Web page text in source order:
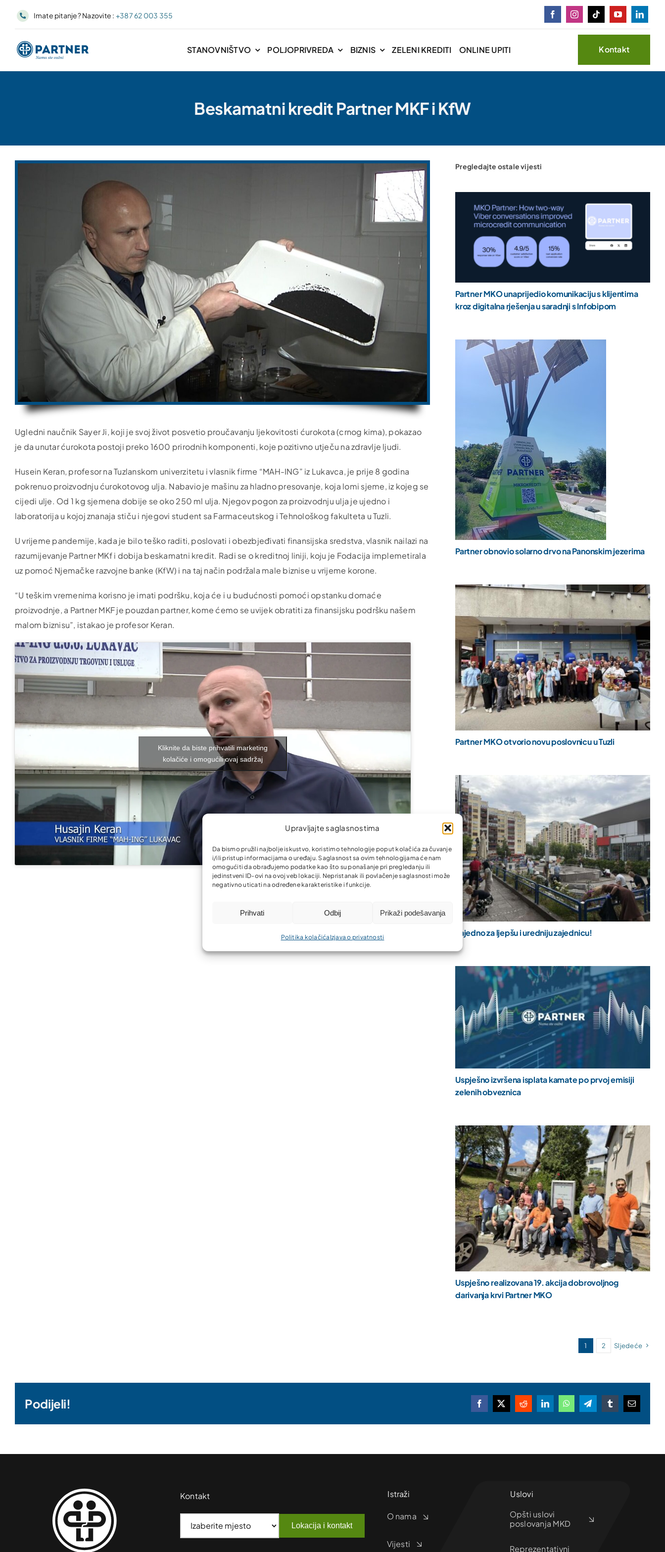
Upravljajte saglasnostima
Da bismo pružili najbolje iskustvo, koristimo tehnologije poput kolačića za čuvanje
i/ili pristup informacijama o uređaju. Saglasnost sa ovim tehnologijama će nam
omogućiti da obrađujemo podatke kao što su ponašanje pri pregledanju ili
jedinstveni ID-ovi na ovoj veb lokaciji. Nepristanak ili povlačenje saglasnosti može
negativno uticati na određene karakteristike i funkcije.
Prihvati Odbij Prikaži podešavanja
Politika kolačića Izjava o privatnosti
Imate pitanje? Nazovite : +387 62 003 355
STANOVNIŠTVO POLJOPRIVREDA BIZNIS ZELENI KREDITI ONLINE UPITI Kontakt
Beskamatni kredit Partner MKF i KfW
Ugledni naučnik Sayer Ji, koji je svoj život posvetio proučavanju ljekovitosti ćurokota (crnog kima), pokazao
je da unutar ćurokota postoji preko 1600 prirodnih komponenti, koje pozitivno utječu na zdravlje ljudi.
Husein Keran, profesor na Tuzlanskom univerzitetu i vlasnik firme “MAH-ING” iz Lukavca, je prije 8 godina
pokrenuo proizvodnju ćurokotovog ulja. Nabavio je mašinu za hladno presovanje, koja lomi sjeme, iz kojeg se
cijedi ulje. Od 1 kg sjemena dobije se oko 250 ml ulja. Njegov pogon za proizvodnju ulja je ujedno i
laboratorija u kojoj znanaja stiču i njegovi student sa Farmaceutskog i Tehnološkog fakulteta u Tuzli.
U vrijeme pandemije, kada je bilo teško raditi, poslovati i obezbjeđivati finansijska sredstva, vlasnik nailazi na
razumijevanje Partner MKf i dobija beskamatni kredit. Radi se o kreditnoj liniji, koju je Fodacija implemetirala
uz pomoć Njemačke razvojne banke (KfW) i na taj način podržala male biznise u vrijeme korone.
“U teškim vremenima korisno je imati podršku, koja će i u budućnosti pomoći opstanku domaće
proizvodnje, a Partner MKF je pouzdan partner, kome ćemo se uvijek obratiti za finansijsku podršku našem
malom biznisu”, istakao je profesor Keran.
Kliknite da biste prihvatili marketing
kolačiće i omogućili ovaj sadržaj
Pregledajte ostale vijesti
Partner MKO unaprijedio komunikaciju s klijentima
kroz digitalna rješenja u saradnji s Infobipom
Partner obnovio solarno drvo na Panonskim jezerima
Partner MKO otvorio novu poslovnicu u Tuzli
Zajedno za ljepšu i uredniju zajednicu!
Uspješno izvršena isplata kamate po prvoj emisiji
zelenih obveznica
Uspješno realizovana 19. akcija dobrovoljnog
darivanja krvi Partner MKO
1 2 Sljedeće
Podijeli! Facebook
X RedditLinkedInWhatsAppTelegramTumblrEmail
Kontakt
Lokacija i kontakt
Istraži
O nama
Vijesti
Uslovi
Opšti uslovi
poslovanja MKD
Reprezentativni